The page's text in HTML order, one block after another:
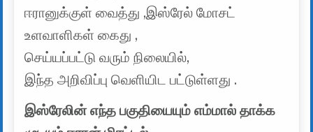
ஈரானுக்குள் வைத்து ,இஸ்ரேல் மோசட்
உளவாளிகள் கைது ,
செய்யப்பட்டு வரும் நிலையில்,
இந்த அறிவிப்பு வெளியிட பட்டுள்ளது .
இஸ்ரேலின் எந்த பகுதியையும் எம்மால் தாக்க